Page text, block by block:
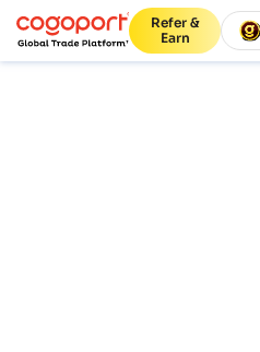
Refer &
Earn